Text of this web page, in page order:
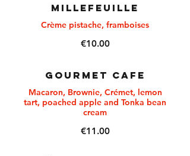
MILLEFEUILLE
Crème pistache, framboises
€10.00
GOURMET CAFE
Macaron, Brownie, Crémet, lemon
tart, poached apple and Tonka bean
cream
€11.00